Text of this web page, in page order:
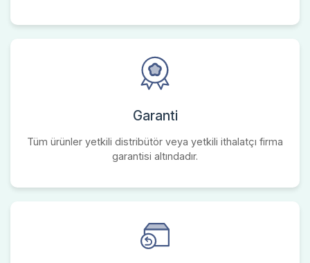
Garanti
Tüm ürünler yetkili distribütör veya yetkili ithalatçı firma
garantisi altındadır.